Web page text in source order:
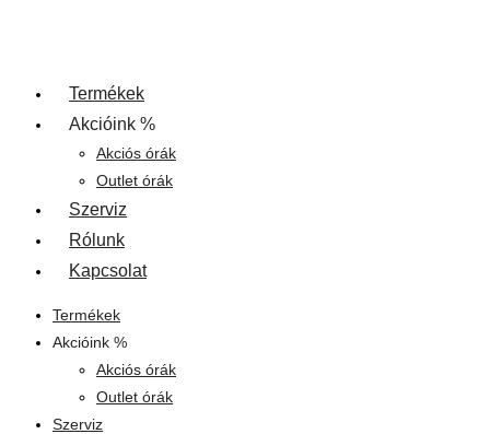
Termékek
Akcióink %
Akciós órák
Outlet órák
Szerviz
Rólunk
Kapcsolat
Termékek
Akcióink %
Akciós órák
Outlet órák
Szerviz